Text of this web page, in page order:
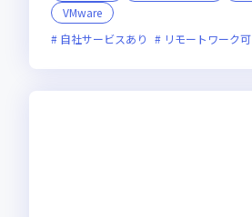
VMware
自社サービスあり
リモートワーク可